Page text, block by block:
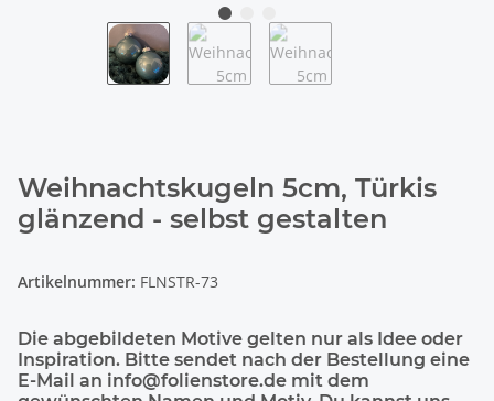
Weihnachtskugeln 5cm, Türkis
glänzend - selbst gestalten
Artikelnummer: FLNSTR-73
Die abgebildeten Motive gelten nur als Idee oder
Inspiration. Bitte sendet nach der Bestellung eine
E-Mail an info@folienstore.de mit dem